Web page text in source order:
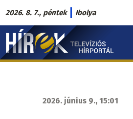
Ugrás
a
tartalomra
2026. 8. 7., péntek Ibolya
Hírek.sk
fő
2026. június 9., 15:01